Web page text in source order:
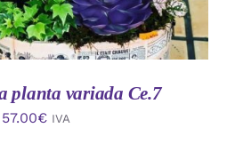
planta variada Ce.7
57.00€ IVA